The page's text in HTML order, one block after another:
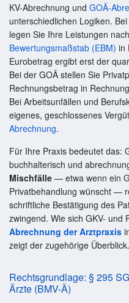
KV-Abrechnung und GOÄ-
unterschiedlichen Logiken.
legen Sie Ihre Leistungen
Bewertungsmaßstab (EBM) in
Eurobetrag ergibt erst der
Bei der GOÄ stellen Sie
Rechnungsbetrag in
Bei Arbeitsunfällen und
eigenes, geschlossenes
Abrechnung.
Für Ihre Praxis bedeutet das:
buchhalterisch und
Mischfälle — etwa wenn ein
Privatbehandlung wünscht —
schriftliche Bestätigung des
zwingend. Wie sich GKV- und
Abrechnung der Arztpraxis
zeigt der zugehörige Überblick.
Rechtsgrundlage: § 295
Ärzte (BMV-Ä)